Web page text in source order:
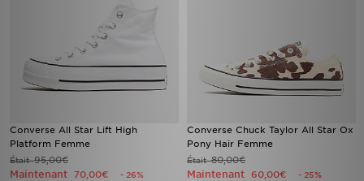
Converse All Star Lift High
Platform Femme
Était95,00€
Maintenant 70,00€ - 26%
Converse Chuck Taylor All Star Ox
Pony Hair Femme
Était80,00€
Maintenant 60,00€ - 25%